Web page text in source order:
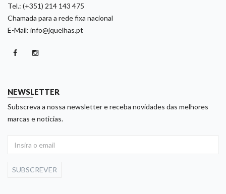
Tel.: (+351) 214 143 475
Chamada para a rede fixa nacional
E-Mail: info@jquelhas.pt
NEWSLETTER
Subscreva a nossa newsletter e receba novidades das melhores
marcas e noticias.
SUBSCREVER